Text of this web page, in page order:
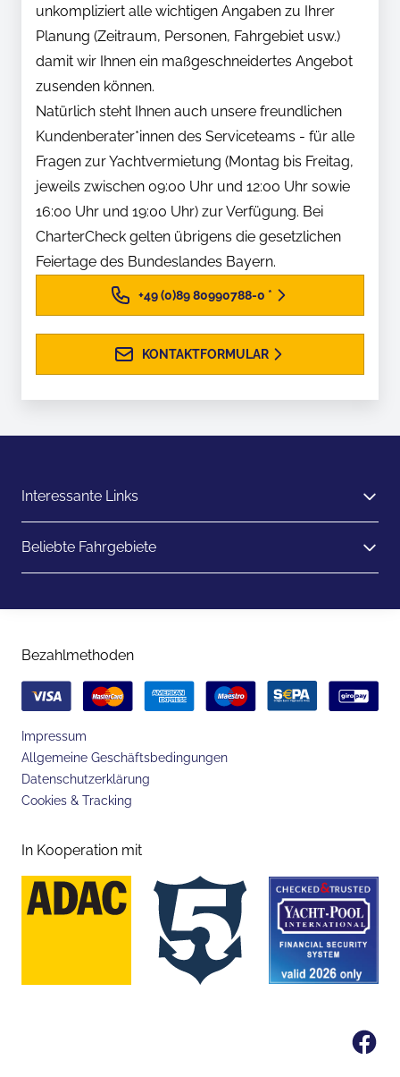
unkompliziert alle wichtigen Angaben zu Ihrer
Planung (Zeitraum, Personen, Fahrgebiet usw.)
damit wir Ihnen ein maßgeschneidertes Angebot
zusenden können.
Natürlich steht Ihnen auch unsere freundlichen
Kundenberater*innen des Serviceteams - für alle
Fragen zur Yachtvermietung (Montag bis Freitag,
jeweils zwischen 09:00 Uhr und 12:00 Uhr sowie
16:00 Uhr und 19:00 Uhr) zur Verfügung. Bei
CharterCheck gelten übrigens die gesetzlichen
Feiertage des Bundeslandes Bayern.
+49 (0)89 80990788-0 *
KONTAKTFORMULAR
Interessante Links
Beliebte Fahrgebiete
Bezahlmethoden
Impressum
Allgemeine Geschäftsbedingungen
Datenschutzerklärung
Cookies & Tracking
In Kooperation mit